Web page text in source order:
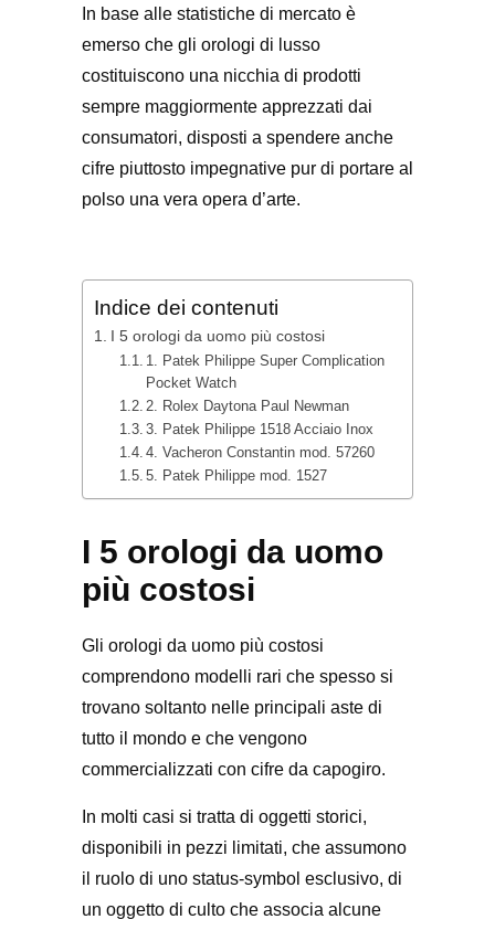
In base alle statistiche di mercato è
emerso che gli orologi di lusso
costituiscono una nicchia di prodotti
sempre maggiormente apprezzati dai
consumatori, disposti a spendere anche
cifre piuttosto impegnative pur di portare al
polso una vera opera d’arte.
Indice dei contenuti
I 5 orologi da uomo più costosi
1. Patek Philippe Super Complication
Pocket Watch
2. Rolex Daytona Paul Newman
3. Patek Philippe 1518 Acciaio Inox
4. Vacheron Constantin mod. 57260
5. Patek Philippe mod. 1527
I 5 orologi da uomo
più costosi
Gli orologi da uomo più costosi
comprendono modelli rari che spesso si
trovano soltanto nelle principali aste di
tutto il mondo e che vengono
commercializzati con cifre da capogiro.
In molti casi si tratta di oggetti storici,
disponibili in pezzi limitati, che assumono
il ruolo di uno status-symbol esclusivo, di
un oggetto di culto che associa alcune